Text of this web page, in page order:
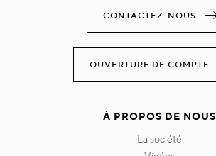
CONTACTEZ-NOUS
OUVERTURE DE COMPTE
À PROPOS DE NOUS
la société